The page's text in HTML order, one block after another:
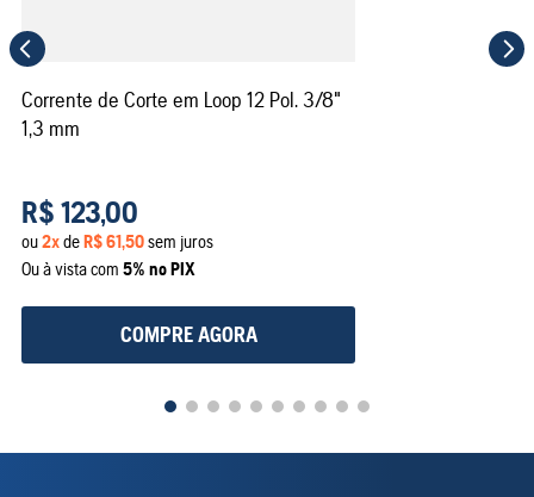
Corrente de Corte em Loop 12 Pol. 3/8"
1,3 mm
R$ 123,00
ou2xdeR$61,50sem juros
Ou à vista com 5% no PIX
COMPRE AGORA